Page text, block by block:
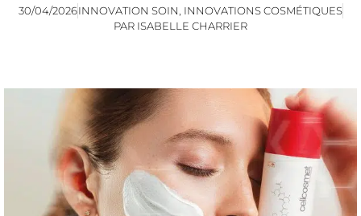
30/04/2026INNOVATION SOIN INNOVATIONS COSMÉTIQUES
PAR ISABELLE CHARRIER